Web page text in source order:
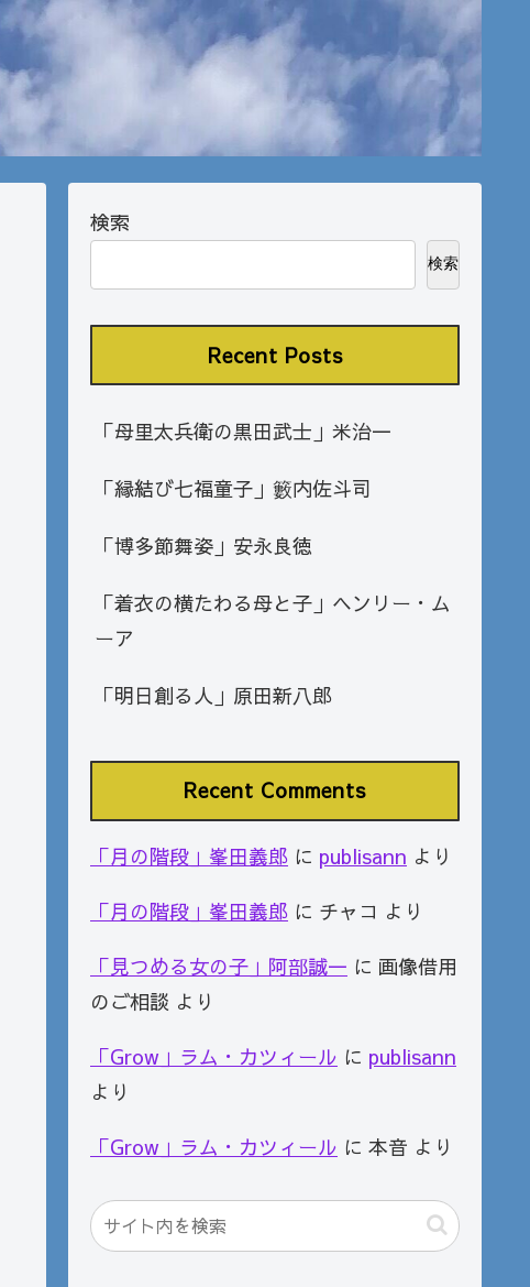
検索
検索
Recent Posts
「母里太兵衛の黒田武士」米治一
「縁結び七福童子」籔内佐斗司
「博多節舞姿」安永良徳
「着衣の横たわる母と子」ヘンリー・ム
ーア
「明日創る人」原田新八郎
Recent Comments
「月の階段」峯田義郎 に publisann より
「月の階段」峯田義郎 に チャコ より
「見つめる女の子」阿部誠一 に 画像借用
のご相談 より
「Grow」ラム・カツィール に publisann
より
「Grow」ラム・カツィール に 本音 より